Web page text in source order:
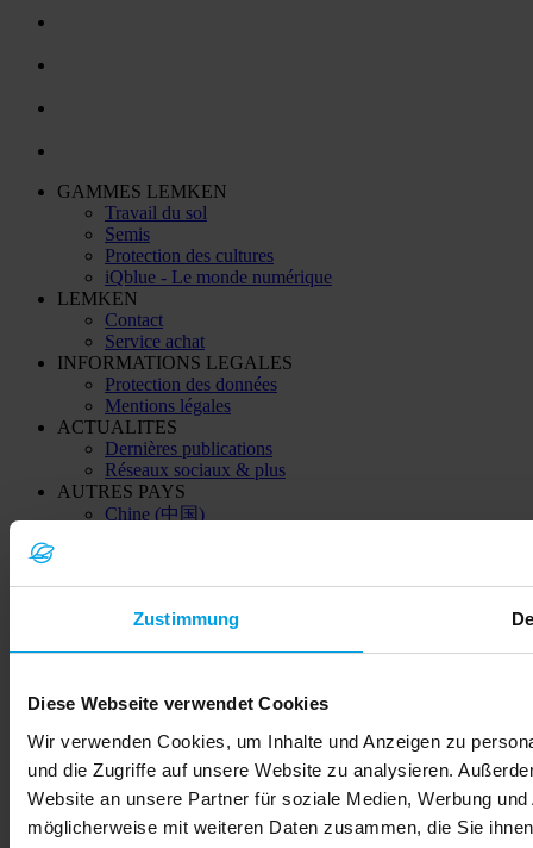
Zustimmung
Diese Webseite verwendet Cookies
Wir verwenden Cookies, um Inhalte und Anzeigen zu
und die Zugriffe auf unsere Website zu analysieren.
Website an unsere Partner für soziale Medien, Werbung
möglicherweise mit weiteren Daten zusammen, die Sie
GAMMES LEMKEN
Travail du sol
Semis
Protection des cultures
iQblue - Le monde numérique
LEMKEN
Contact
Service achat
INFORMATIONS LEGALES
Protection des données
Mentions légales
ACTUALITES
Dernières publications
Réseaux sociaux & plus
AUTRES PAYS
Chine (中国)